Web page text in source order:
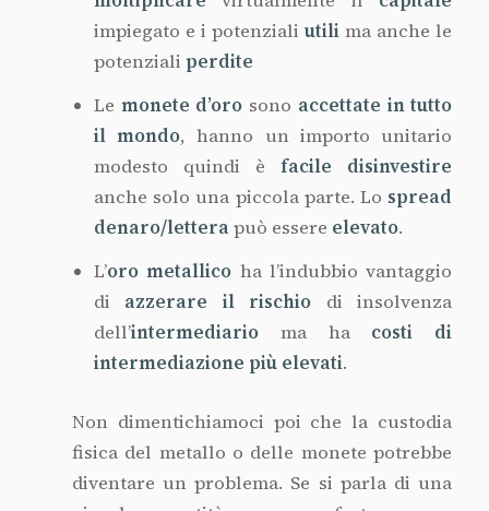
diventare un problema. Se si parla di una
piccola quantità una cassaforte o una
cassetta di sicurezza sono adeguate
soluzioni.
Se invece parliamo di una strategia di
investimento ben pianificata per la tutela
del patrimonio allora le quantità possono
diventare rilevanti e i rischi aumentare. Un
rischio in particolare è ben descritto in
questo articolo
di Pierluigi Santacroce.
Esiste poi il vecchio mito secondo il quale
basterebbe mettersi in tasca il prezioso
metallo e ricominciare la propria vita in
qualche paradiso tropicale! Vi trovereste a